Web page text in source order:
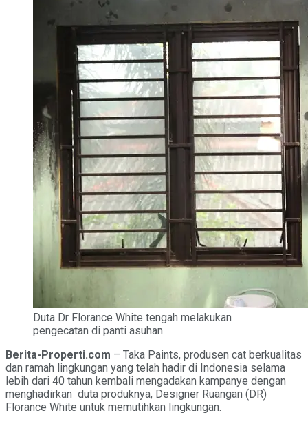
Duta Dr Florance White tengah melakukan
pengecatan di panti asuhan
Berita-Properti.com – Taka Paints, produsen cat berkualitas
dan ramah lingkungan yang telah hadir di Indonesia selama
lebih dari 40 tahun kembali mengadakan kampanye dengan
menghadirkan duta produknya, Designer Ruangan (DR)
Florance White untuk memutihkan lingkungan.